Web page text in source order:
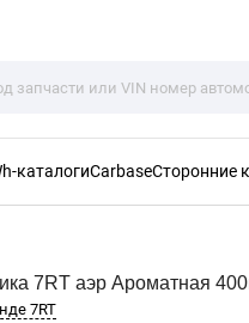
каталогиCarbaseСторонние
7RT аэр Ароматная
7RT